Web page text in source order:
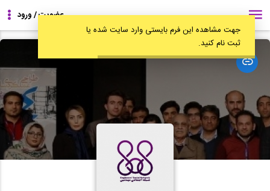
مشاهده
جهت مشاهده این فرم بایستی وارد سایت شده یا
ثبت نام کنید.